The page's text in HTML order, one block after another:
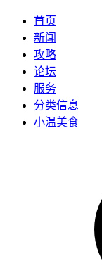
首页
新闻
攻略
论坛
服务
分类信息
小温美食